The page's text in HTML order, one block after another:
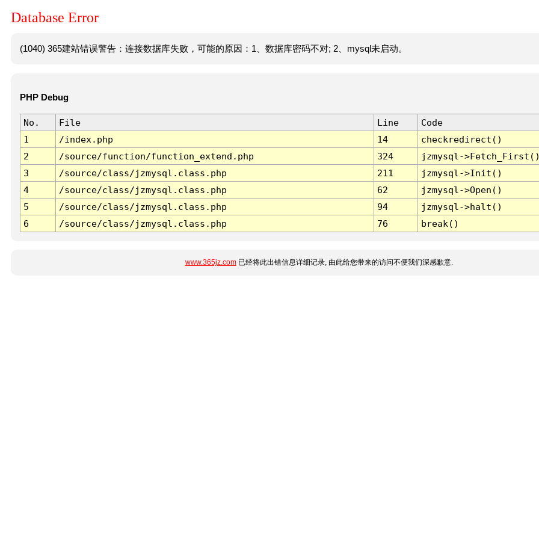
Database Error
(1040) 365建站错误警告：连接数据库失败，可能的原因：1、数据库密码不对; 2、mysql未启动。
PHP Debug
No. File Line
Code
1
/index.php 14
checkredirect()
2
/source/function/function_extend.php 324
jzmysql-
3
/source/class/jzmysql.class.php 211
jzmysql->Init()
4
/source/class/jzmysql.class.php 62
jzmysql->Open()
5
/source/class/jzmysql.class.php 94
jzmysql->halt()
6
/source/class/jzmysql.class.php 76 break()
www.365jz.com已经将此出错信息详细记录, 由此给您带来的访问不便我们深感歉意.